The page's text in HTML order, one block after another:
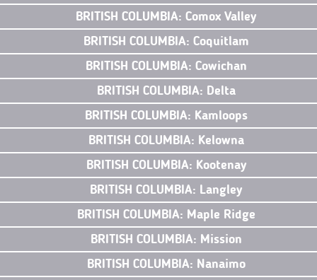
BRITISH COLUMBIA: Comox Valley
BRITISH COLUMBIA: Coquitlam
BRITISH COLUMBIA: Cowichan
BRITISH COLUMBIA: Delta
BRITISH COLUMBIA: Kamloops
BRITISH COLUMBIA: Kelowna
BRITISH COLUMBIA: Kootenay
BRITISH COLUMBIA: Langley
BRITISH COLUMBIA: Maple Ridge
BRITISH COLUMBIA: Mission
BRITISH COLUMBIA: Nanaimo